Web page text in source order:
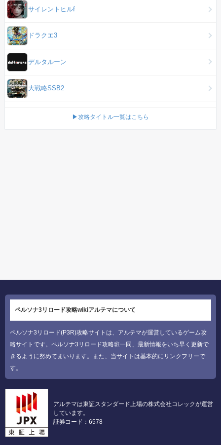
サイレントヒルf
ドラクエ3
デルタルーン
大戦略SSB2
▶攻略タイトル一覧はこちら
ペルソナ3リロード攻略wikiアルテマについて
ペルソナ3リロード(P3R)攻略サイトは、アルテマが運営しているゲーム攻
略サイトです。ペルソナ3リロード攻略班一同、最新情報をいち早く更新で
きるように努めてまいります。また、当サイトは基本的にリンクフリーで
す。
アルテマは東証スタンダード上場の株式会社コレックが運営
しています。
証券コード：6578